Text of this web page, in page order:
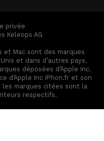
privée
Keleops AG
et Mac sont des marques
et dans d’autres pays.
déposées d’Apple Inc.
d’Apple Inc iPhon.fr et son
marques citées sont la
respectifs.